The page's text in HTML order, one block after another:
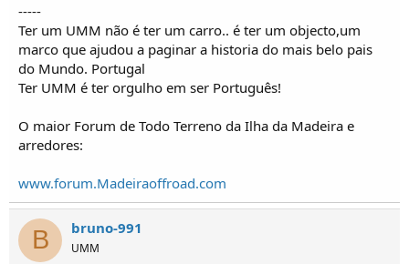
-----
Ter um UMM não é ter um carro.. é ter um objecto,um
marco que ajudou a paginar a historia do mais belo pais
do Mundo. Portugal
Ter UMM é ter orgulho em ser Português!
O maior Forum de Todo Terreno da Ilha da Madeira e
arredores:
www.forum.Madeiraoffroad.com
B bruno-991
UMM